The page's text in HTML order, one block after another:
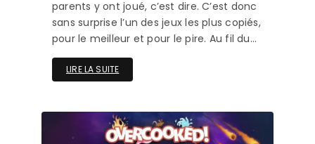
parents y ont joué, c’est dire. C’est donc
sans surprise l’un des jeux les plus copiés,
pour le meilleur et pour le pire. Au fil du…
LIRE LA SUITE